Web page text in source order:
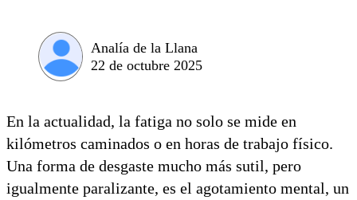
Analía de la Llana
22 de octubre 2025
En la actualidad, la fatiga no solo se mide en
kilómetros caminados o en horas de trabajo físico.
Una forma de desgaste mucho más sutil, pero
igualmente paralizante, es el agotamiento mental, un